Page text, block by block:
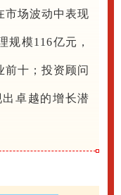
市场波动中表现
规模116亿元，
前十；投资顾问
出卓越的增长潜